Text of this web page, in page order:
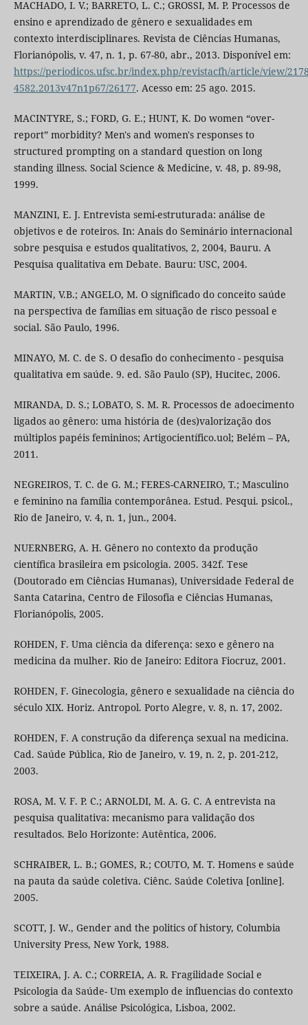
MACHADO, I. V.; BARRETO, L. C.; GROSSI, M. P. Processos de
ensino e aprendizado de gênero e sexualidades em
contexto interdisciplinares. Revista de Ciências Humanas,
Florianópolis, v. 47, n. 1, p. 67-80, abr., 2013. Disponível em:
https://periodicos.ufsc.br/index.php/revistacfh/article/view/
4582.2013v47n1p67/26177. Acesso em: 25 ago. 2015.
MACINTYRE, S.; FORD, G. E.; HUNT, K. Do women “over-
report” morbidity? Men's and women's responses to
structured prompting on a standard question on long
standing illness. Social Science & Medicine, v. 48, p. 89-98,
1999.
MANZINI, E. J. Entrevista semi-estruturada: análise de
objetivos e de roteiros. In: Anais do Seminário internacional
sobre pesquisa e estudos qualitativos, 2, 2004, Bauru. A
Pesquisa qualitativa em Debate. Bauru: USC, 2004.
MARTIN, V.B.; ANGELO, M. O significado do conceito saúde
na perspectiva de famílias em situação de risco pessoal e
social. São Paulo, 1996.
MINAYO, M. C. de S. O desafio do conhecimento - pesquisa
qualitativa em saúde. 9. ed. São Paulo (SP), Hucitec, 2006.
MIRANDA, D. S.; LOBATO, S. M. R. Processos de adoecimento
ligados ao gênero: uma história de (des)valorização dos
múltiplos papéis femininos; Artigocientífico.uol; Belém – PA,
2011.
NEGREIROS, T. C. de G. M.; FERES-CARNEIRO, T.; Masculino
e feminino na família contemporânea. Estud. Pesqui. psicol.,
Rio de Janeiro, v. 4, n. 1, jun., 2004.
NUERNBERG, A. H. Gênero no contexto da produção
científica brasileira em psicologia. 2005. 342f. Tese
(Doutorado em Ciências Humanas), Universidade Federal de
Santa Catarina, Centro de Filosofia e Ciências Humanas,
Florianópolis, 2005.
ROHDEN, F. Uma ciência da diferença: sexo e gênero na
medicina da mulher. Rio de Janeiro: Editora Fiocruz, 2001.
ROHDEN, F. Ginecologia, gênero e sexualidade na ciência do
século XIX. Horiz. Antropol. Porto Alegre, v. 8, n. 17, 2002.
ROHDEN, F. A construção da diferença sexual na medicina.
Cad. Saúde Pública, Rio de Janeiro, v. 19, n. 2, p. 201-212,
2003.
ROSA, M. V. F. P. C.; ARNOLDI, M. A. G. C. A entrevista na
pesquisa qualitativa: mecanismo para validação dos
resultados. Belo Horizonte: Autêntica, 2006.
SCHRAIBER, L. B.; GOMES, R.; COUTO, M. T. Homens e saúde
na pauta da saúde coletiva. Ciênc. Saúde Coletiva [online].
2005.
SCOTT, J. W., Gender and the politics of history, Columbia
University Press, New York, 1988.
TEIXEIRA, J. A. C.; CORREIA, A. R. Fragilidade Social e
Psicologia da Saúde- Um exemplo de influencias do contexto
sobre a saúde. Análise Psicológica, Lisboa, 2002.